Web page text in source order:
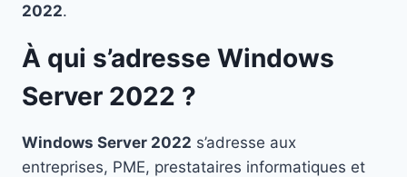
2022.
À qui s’adresse Windows
Server 2022 ?
Windows Server 2022 s’adresse aux
entreprises, PME, prestataires informatiques et